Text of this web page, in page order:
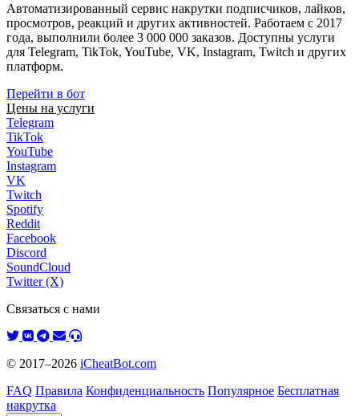
Автоматизированный сервис накрутки подписчиков, лайков,
просмотров, реакций и других активностей. Работаем с 2017
года, выполнили более 3 000 000 заказов. Доступны услуги
для Telegram, TikTok, YouTube, VK, Instagram, Twitch и других
платформ.
Перейти в бот
Цены на услуги
Telegram
TikTok
YouTube
Instagram
VK
Twitch
Spotify
Reddit
Facebook
Discord
SoundCloud
Twitter (X)
Связаться с нами
© 2017–2026 iCheatBot.com
FAQ Правила Конфиденциальность Популярное Бесплатная
накрутка